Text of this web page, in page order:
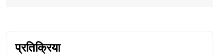
प्रतिक्रिया